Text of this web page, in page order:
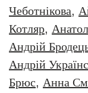
Чеботнікова,
Котляр,
Андрій
Андрій
Брюс, Анна